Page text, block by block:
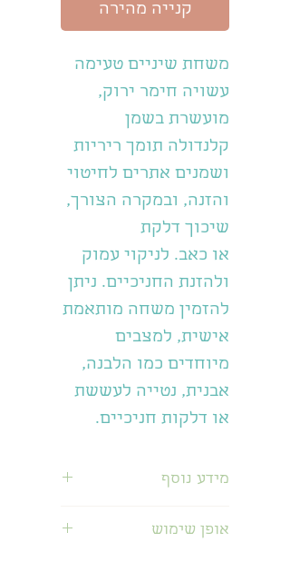
קנייה מהירה
משחת שיניים טעימה
עשויה חימר ירוק,
מועשרת בשמן
קלנדולה תומך ריריות
ושמנים אתרים לחיטוי
והזנה, ובמקרה הצורך,
שיכוך דלקת
או כאב. לניקוי עמוק
ולהזנת החניכיים. ניתן
להזמין משחה מותאמת
אישית, למצבים
מיוחדים כמו הלבנה,
אבנית, נטייה לעששת
או דלקות חניכיים.
מידע נוסף
כורכום, רסק צמחי מרפא
אופן שימוש